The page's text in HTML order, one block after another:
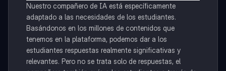
Nuestro compañero de IA está específicamente
adaptado a las necesidades de los estudiantes.
Basándonos en los millones de contenidos que
tenemos en la plataforma, podemos dar a los
estudiantes respuestas realmente significativas y
relevantes. Pero no se trata solo de respuestas, el